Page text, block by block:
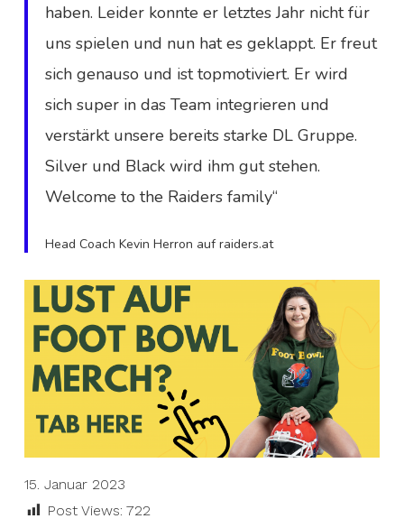
haben. Leider konnte er letztes Jahr nicht für
uns spielen und nun hat es geklappt. Er freut
sich genauso und ist topmotiviert. Er wird
sich super in das Team integrieren und
verstärkt unsere bereits starke DL Gruppe.
Silver und Black wird ihm gut stehen.
Welcome to the Raiders family“
Head Coach Kevin Herron auf raiders.at
15. Januar 2023
Post Views: 722